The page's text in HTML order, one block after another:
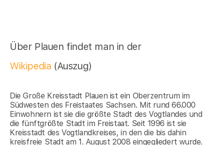
Über Plauen findet man in der
Wikipedia (Auszug)
Die Große Kreisstadt Plauen ist ein Oberzentrum im
Südwesten des Freistaates Sachsen. Mit rund 66.000
Einwohnern ist sie die größte Stadt des Vogtlandes und
die fünftgrößte Stadt im Freistaat. Seit 1996 ist sie
Kreisstadt des Vogtlandkreises, in den die bis dahin
kreisfreie Stadt am 1. August 2008 eingegliedert wurde.